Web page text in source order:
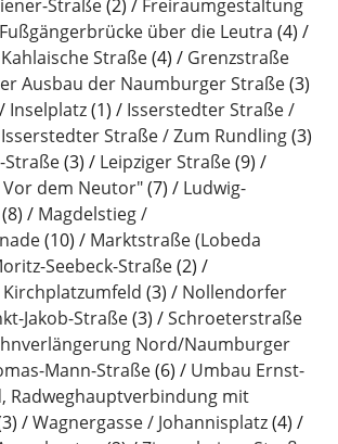
Straße(2)
Freiraumgestaltung
Fußgängerbrücke über die Leutra (4)
Straße(4)
Grenzstraße
Ausbau der Naumburger Straße(3)
Inselplatz(1)
Isserstedter Straße /
Isserstedter Straße / Zum Rundling(3)
Straße(3) Leipziger Straße(9)
dem Neutor"(7)
Ludwig-
Magdelstieg /
(10)
Marktstraße (Lobeda
Seebeck-Straße(2)
(3)
Nollendorfer
Jakob-Straße(3)
Schroeterstraße
Nord/Naumburger
Mann-Straße(6)
Umbau Ernst-
Radweghauptverbindung mit
Wagnergasse / Johannisplatz(4)